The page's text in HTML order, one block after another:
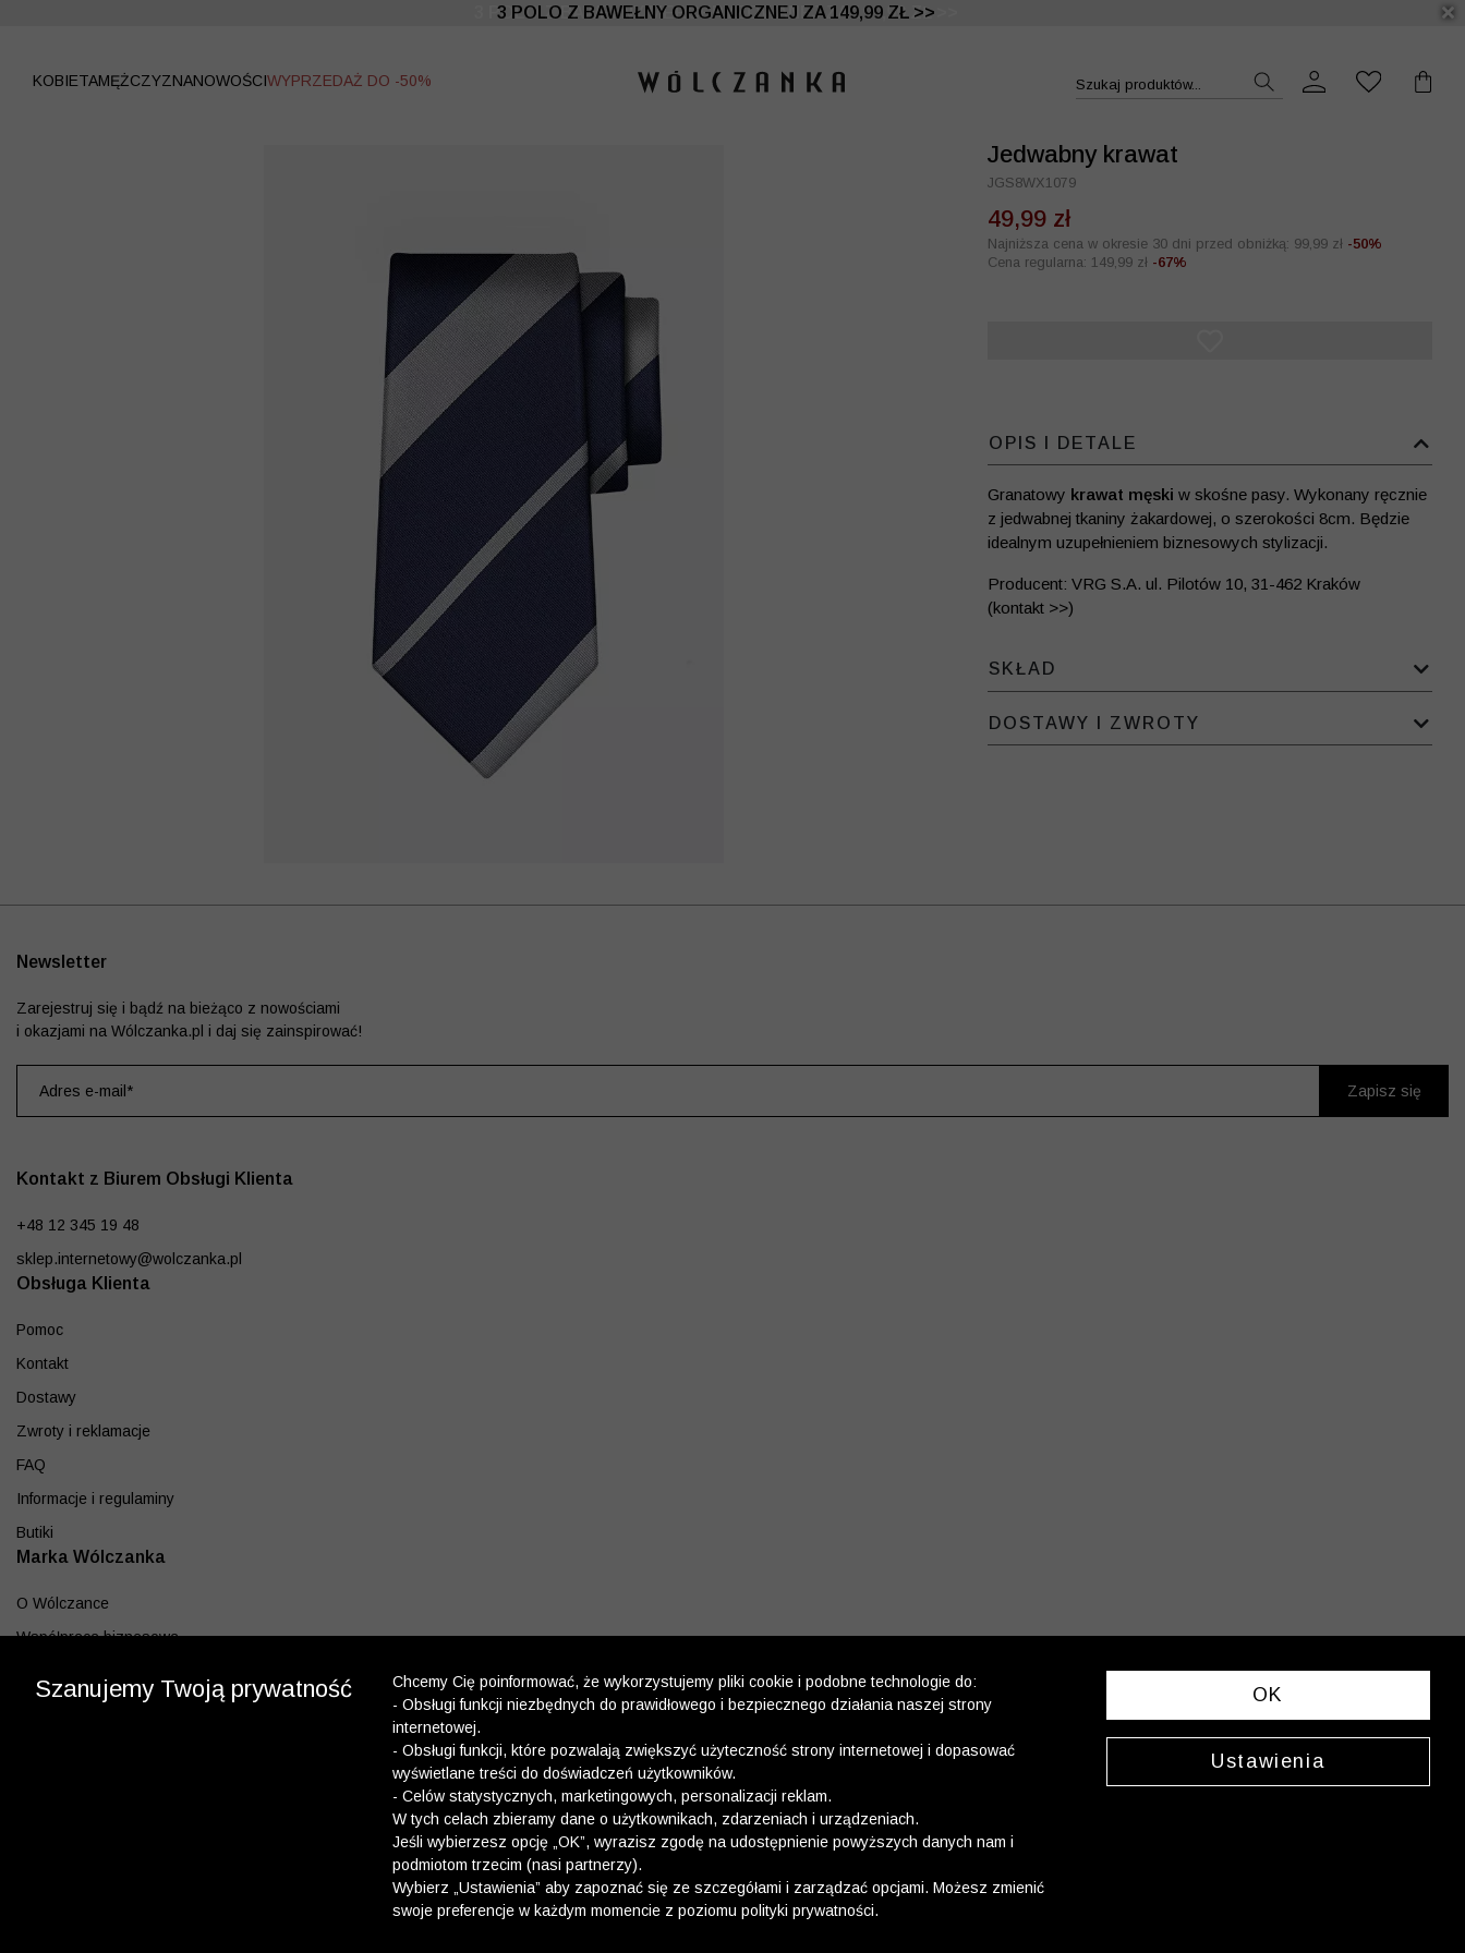
3 POLO Z BAWEŁNY ORGANICZNEJ ZA 149,99 ZŁ >>
WYPRZEDAŻ DO -50% | DODATKOWE -30% NA DRUGI I TRZECI PRODUKT >>
KOBIETAMĘŻCZYZNANOWOŚCIWYPRZEDAŻ DO -50% Szukaj produktów...
Jedwabny krawat
JGS8WX1079
49,99 zł
Najniższa cena w okresie 30 dni przed obniżką: 99,99 zł -50%
Cena regularna: 149,99 zł -67%
OPIS I DETALE
Granatowy krawat męski w skośne pasy. Wykonany ręcznie
z jedwabnej tkaniny żakardowej, o szerokości 8cm. Będzie
idealnym uzupełnieniem biznesowych stylizacji.
Producent: VRG S.A. ul. Pilotów 10, 31-462 Kraków
(kontakt >>)
SKŁAD
DOSTAWY I ZWROTY
Kontakt z Biurem Obsługi Klienta
+48 12 345 19 48
sklep.internetowy@wolczanka.pl
Obsługa Klienta
Pomoc
Kontakt
Dostawy
Zwroty i reklamacje
FAQ
Informacje i regulaminy
Butiki
Marka Wólczanka
O Wólczance
Współpraca biznesowa
Program lojalnościowy
Newsletter
Zarejestruj się i bądź na bieżąco z nowościami
i okazjami na Wólczanka.pl i daj się zainspirować!
Szanujemy Twoją prywatność
Chcemy Cię poinformować, że wykorzystujemy pliki cookie i podobne technologie do:
- Obsługi funkcji niezbędnych do prawidłowego i bezpiecznego działania naszej strony
internetowej.
- Obsługi funkcji, które pozwalają zwiększyć użyteczność strony internetowej i dopasować
wyświetlane treści do doświadczeń użytkowników.
- Celów statystycznych, marketingowych, personalizacji reklam.
W tych celach zbieramy dane o użytkownikach, zdarzeniach i urządzeniach.
Jeśli wybierzesz opcję „OK”, wyrazisz zgodę na udostępnienie powyższych danych nam i
podmiotom trzecim (nasi partnerzy).
Wybierz „Ustawienia” aby zapoznać się ze szczegółami i zarządzać opcjami. Możesz zmienić
swoje preferencje w każdym momencie z poziomu polityki prywatności.
OK
Ustawienia